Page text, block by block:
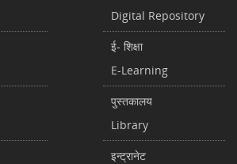
Digital Repository
ई- शिक्षा
E-Learning
पुस्तकालय
Library
इन्ट्रानेट